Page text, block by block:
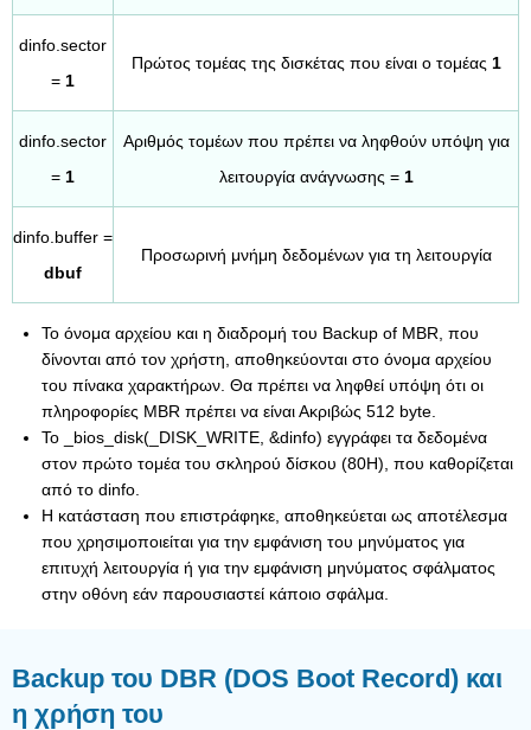
dinfo.sector
= 1
Πρώτος τομέας της δισκέτας που είναι ο τομέας 1
dinfo.sector
= 1
Αριθμός τομέων που πρέπει να ληφθούν υπόψη για
λειτουργία ανάγνωσης = 1
dinfo.buffer =
dbuf
Προσωρινή μνήμη δεδομένων για τη λειτουργία
Το όνομα αρχείου και η διαδρομή του Backup of MBR, που
δίνονται από τον χρήστη, αποθηκεύονται στο όνομα αρχείου
του πίνακα χαρακτήρων. Θα πρέπει να ληφθεί υπόψη ότι οι
πληροφορίες MBR πρέπει να είναι Ακριβώς 512 byte.
Το _bios_disk(_DISK_WRITE, &dinfo) εγγράφει τα δεδομένα
στον πρώτο τομέα του σκληρού δίσκου (80H), που καθορίζεται
από το dinfo.
Η κατάσταση που επιστράφηκε, αποθηκεύεται ως αποτέλεσμα
που χρησιμοποιείται για την εμφάνιση του μηνύματος για
επιτυχή λειτουργία ή για την εμφάνιση μηνύματος σφάλματος
στην οθόνη εάν παρουσιαστεί κάποιο σφάλμα.
Backup του DBR (DOS Boot Record) και
η χρήση του